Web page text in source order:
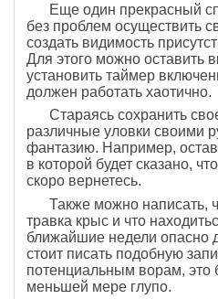
Еще один прекрасный
без проблем осуществить
создать видимость
Для этого можно оставить
установить таймер
должен работать хаотично.
Стараясь сохранить
различные уловки своими
фантазию. Например,
в которой будет сказано,
скоро вернетесь.
Также можно написать,
травка крыс и что
ближайшие недели опасно
стоит писать подобную
потенциальным ворам, это
меньшей мере глупо.